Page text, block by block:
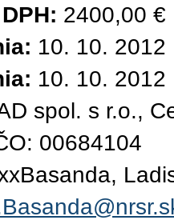
2400,00 €
10. 10. 2012
10. 10. 2012
spol. s r.o.,
00684104